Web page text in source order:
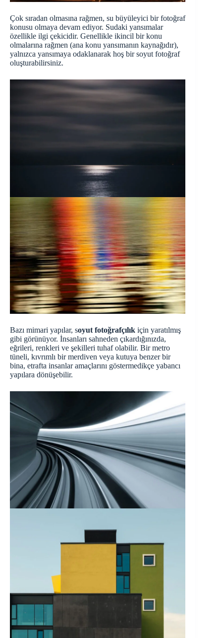
Çok sıradan olmasına rağmen, su büyüleyici bir fotoğraf
konusu olmaya devam ediyor. Sudaki yansımalar
özellikle ilgi çekicidir. Genellikle ikincil bir konu
olmalarına rağmen (ana konu yansımanın kaynağıdır),
yalnızca yansımaya odaklanarak hoş bir soyut fotoğraf
oluşturabilirsiniz.
Bazı mimari yapılar, soyut fotoğrafçılık için yaratılmış
gibi görünüyor. İnsanları sahneden çıkardığınızda,
eğrileri, renkleri ve şekilleri tuhaf olabilir. Bir metro
tüneli, kıvrımlı bir merdiven veya kutuya benzer bir
bina, etrafta insanlar amaçlarını göstermedikçe yabancı
yapılara dönüşebilir.